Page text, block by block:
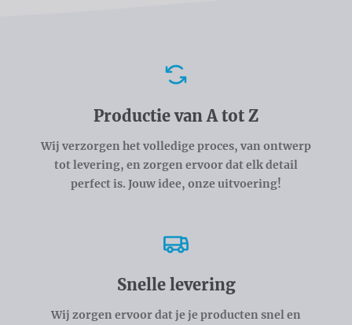
Productie van A tot Z
Wij verzorgen het volledige proces, van ontwerp
tot levering, en zorgen ervoor dat elk detail
perfect is. Jouw idee, onze uitvoering!
Snelle levering
Wij zorgen ervoor dat je je producten snel en